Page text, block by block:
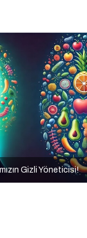
Gizli Yöneticisi!